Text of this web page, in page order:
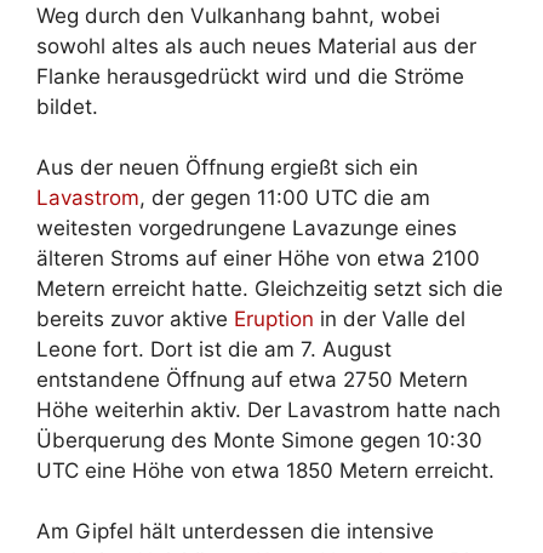
Weg durch den Vulkanhang bahnt, wobei
sowohl altes als auch neues Material aus der
Flanke herausgedrückt wird und die Ströme
bildet.
Aus der neuen Öffnung ergießt sich ein
Lavastrom, der gegen 11:00 UTC die am
weitesten vorgedrungene Lavazunge eines
älteren Stroms auf einer Höhe von etwa 2100
Metern erreicht hatte. Gleichzeitig setzt sich die
bereits zuvor aktive Eruption in der Valle del
Leone fort. Dort ist die am 7. August
entstandene Öffnung auf etwa 2750 Metern
Höhe weiterhin aktiv. Der Lavastrom hatte nach
Überquerung des Monte Simone gegen 10:30
UTC eine Höhe von etwa 1850 Metern erreicht.
Am Gipfel hält unterdessen die intensive